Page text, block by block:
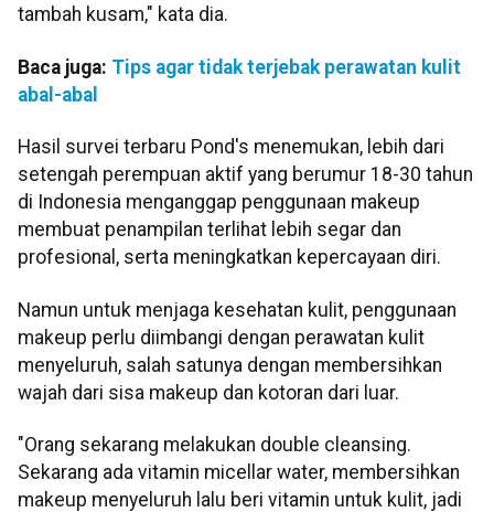
tambah kusam," kata dia.
Baca juga: Tips agar tidak terjebak perawatan kulit
abal-abal
Hasil survei terbaru Pond's menemukan, lebih dari
setengah perempuan aktif yang berumur 18-30 tahun
di Indonesia menganggap penggunaan makeup
membuat penampilan terlihat lebih segar dan
profesional, serta meningkatkan kepercayaan diri.
Namun untuk menjaga kesehatan kulit, penggunaan
makeup perlu diimbangi dengan perawatan kulit
menyeluruh, salah satunya dengan membersihkan
wajah dari sisa makeup dan kotoran dari luar.
"Orang sekarang melakukan double cleansing.
Sekarang ada vitamin micellar water, membersihkan
makeup menyeluruh lalu beri vitamin untuk kulit, jadi